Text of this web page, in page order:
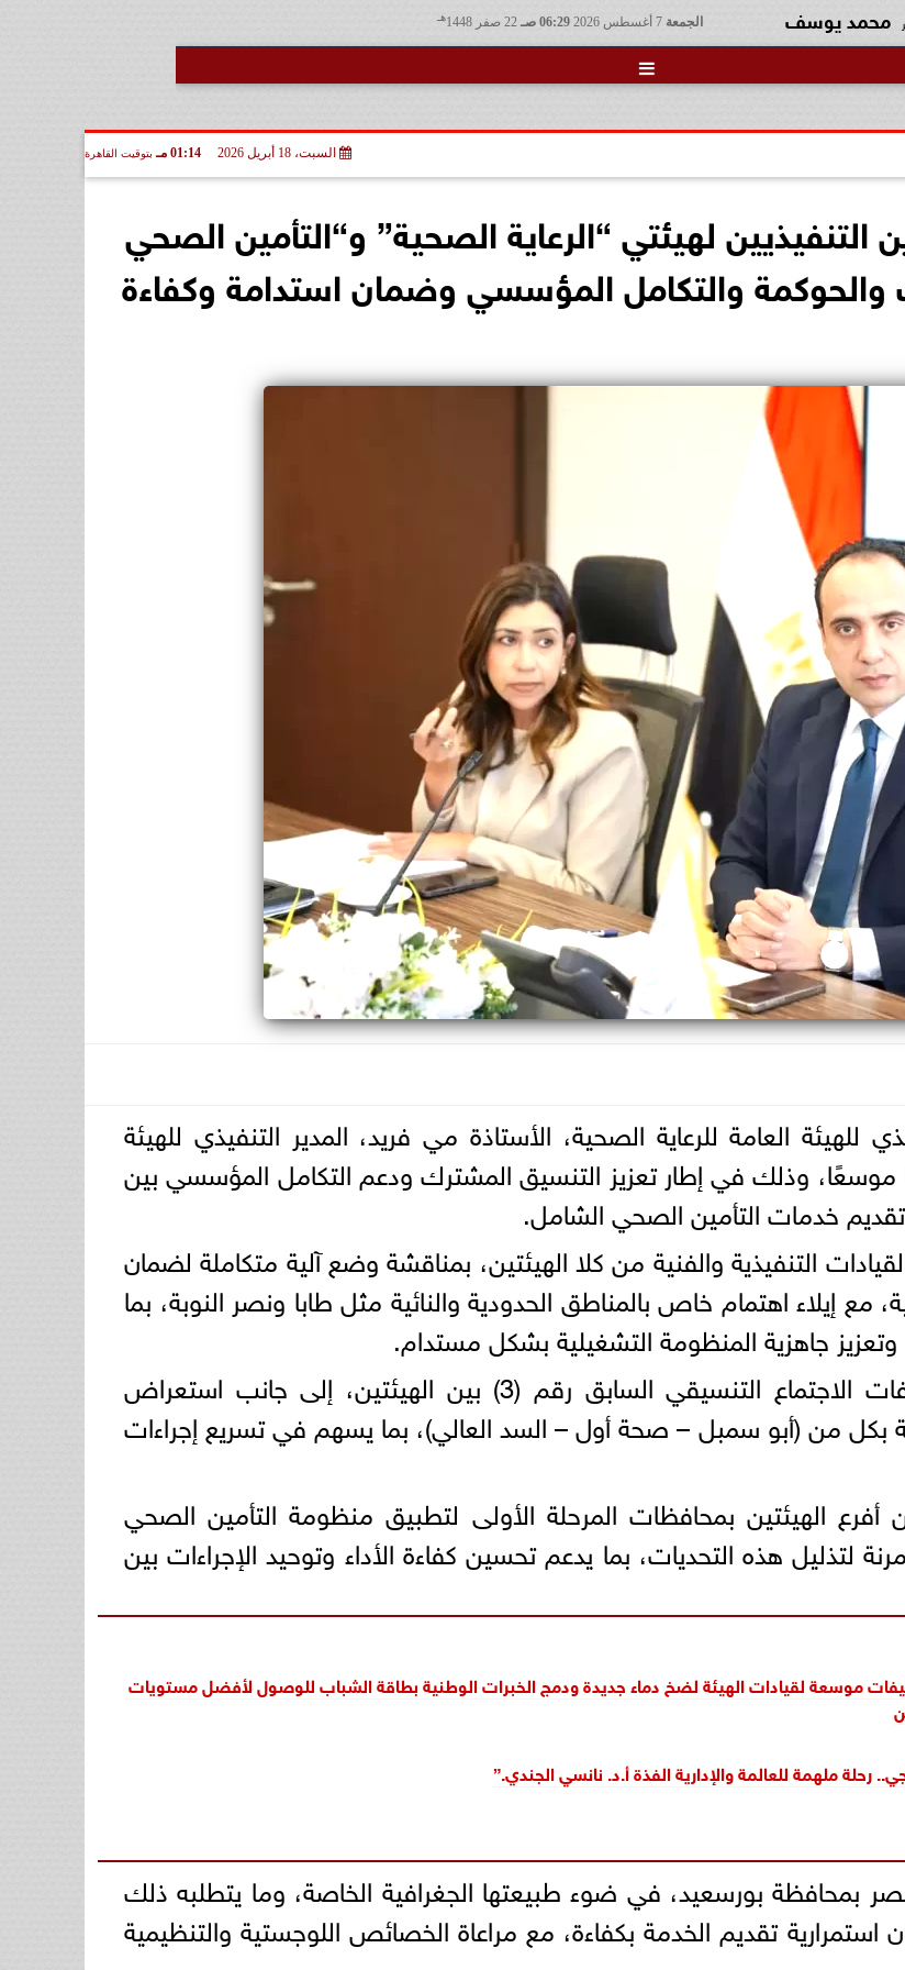
الجمعة 06:29 صـ هـ محمد يوسف

السبت، 18 أبريل 2026 01:14 مـ بتوقيت القاهرة
لهيئتي “الرعاية الصحية” و“التأمين الصحي
والحوكمة والتكامل المؤسسي وضمان استدامة وكفاءة
للهيئة العامة للرعاية الصحية، الأستاذة مي فريد، المدير التنفيذي للهيئة
موسعًا، وذلك في إطار تعزيز التنسيق المشترك ودعم التكامل المؤسسي بين
خدمات التأمين الصحي الشامل.
التنفيذية والفنية من كلا الهيئتين، بمناقشة وضع آلية متكاملة لضمان
مع إيلاء اهتمام خاص بالمناطق الحدودية والنائية مثل طابا ونصر النوبة، بما
جاهزية المنظومة التشغيلية بشكل مستدام.
وتناول الاجتماع متابعة موقف تنفيذ تكليفات الاجتماع التنسيقي السابق رقم (3) بين الهيئتين، إلى جانب استعراض
بكل من (أبو سمبل – صحة أول – السد العالي)، بما يسهم في تسريع إجراءات
أفرع الهيئتين بمحافظات المرحلة الأولى لتطبيق منظومة التأمين الصحي
لتذليل هذه التحديات، بما يدعم تحسين كفاءة الأداء وتوحيد الإجراءات بين
موسعة لقيادات الهيئة لضخ دماء جديدة ودمج الخبرات الوطنية بطاقة الشباب للوصول لأفضل مستويات
رحلة ملهمة للعالمة والإدارية الفذة أ.د. نانسي الجندي.”
بورسعيد، في ضوء طبيعتها الجغرافية الخاصة، وما يتطلبه ذلك
تقديم الخدمة بكفاءة، مع مراعاة الخصائص اللوجستية والتنظيمية